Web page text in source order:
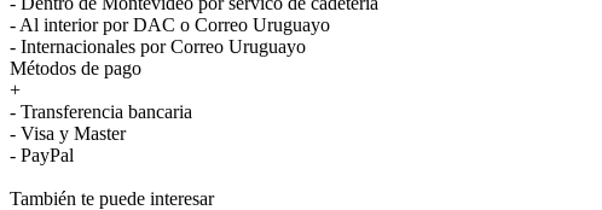
- Al interior por DAC o Correo Uruguayo
- Internacionales por Correo Uruguayo
Métodos de pago
+
- Transferencia bancaria
- Visa y Master
- PayPal
También te puede interesar